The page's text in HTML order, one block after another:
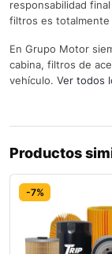
responsabilidad
filtros es totalmente
En Grupo Motor
cabina, filtros de
vehículo. Ver todos
Productos
-7%